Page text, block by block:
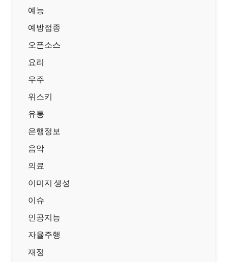
예능
예방접종
오픈소스
요리
우주
위스키
유통
은행정보
음악
의료
이미지 생성
이슈
인공지능
자율주행
재정